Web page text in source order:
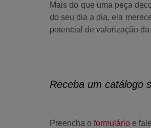
Mais do que uma peça
do seu dia a dia, ela
potencial de valorização
Receba um catálogo
Preencha o formulário e